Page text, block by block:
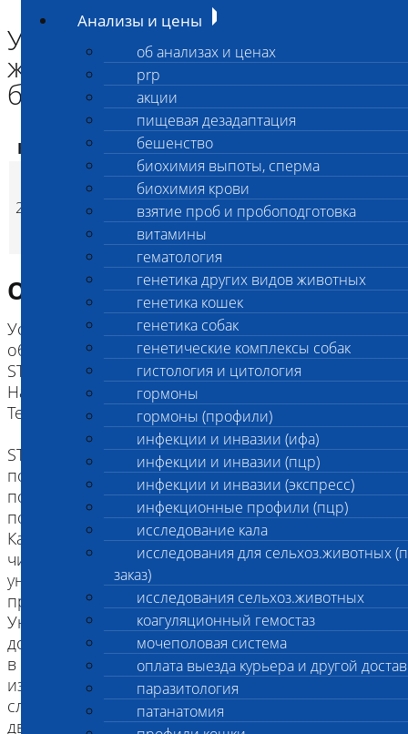
Анализы и цены
об анализах и ценах
prp
акции
пищевая дезадаптация
бешенство
биохимия выпоты, сперма
биохимия крови
взятие проб и пробоподготовка
витамины
гематология
генетика других видов животных
генетика кошек
генетика собак
генетические комплексы собак
гистология и цитология
гормоны
гормоны (профили)
инфекции и инвазии (ифа)
инфекции и инвазии (пцр)
инфекции и инвазии (экспресс)
инфекционные профили (пцр)
исследование кала
исследования для сельхоз.животных
заказ)
исследования сельхоз.животных
коагуляционный гемостаз
мочеполовая система
оплата выезда курьера и другой
паразитология
патанатомия
Установление родства 2
животных (котенок + кот, мать
бесплатно)
Код Наименование услуг Цена, руб.
2596
Установление
родства 2 животных
(котенок + кот, мать
бесплатно)
7 000p (Время
Описание исследования
Установление родства проводится по
общепризнанной системе полиморфных локусов
STR (Short Tandem Repeats), рекомендуемых
Национальным Институтом Стандартов и
Технологий США.
STR представляют собой некодирующую
последовательность ДНК, состоящую из
повторяющихся от 5 до 40 раз коротких
последовательностей из 3-6 нуклеотидов (букв).
Каждый из 14 локусов содержит собственное
число повторов, сочетание которых в комплексе
уникально для каждого животного и
представляет собой генетический профиль.
Уникальность генетического профиля
достигается за счет естественной изменчивости
в ряду поколений при которой происходит
изменение числа повторов. Вероятность
случайного совпадения генетических профилей у
двух неродственных кошек составляет менее